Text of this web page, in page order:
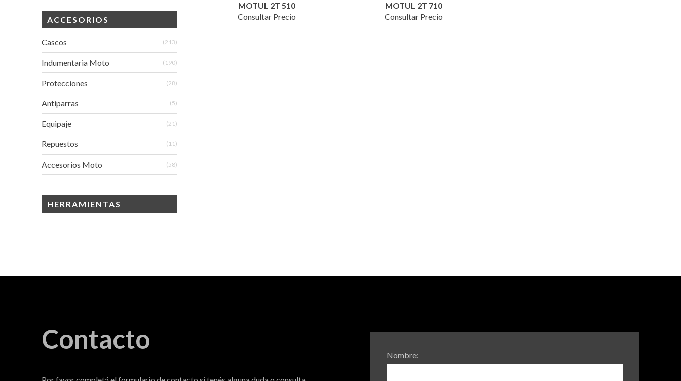
MOTUL 2T 510
Consultar Precio
MOTUL 2T 710
Consultar Precio
ACCESORIOS
Cascos (213)
Indumentaria Moto (190)
Protecciones (28)
Antiparras (5)
Equipaje (21)
Repuestos (11)
Accesorios Moto (58)
HERRAMIENTAS
Contacto
Nombre: